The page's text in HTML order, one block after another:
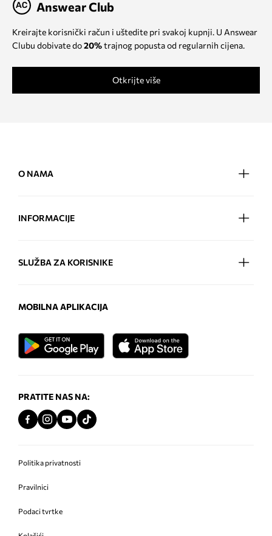
Answear Club
Kreirajte korisnički račun i uštedite pri svakoj kupnji. U Answear
Clubu dobivate do20%trajnog popusta od regularnih cijena.
Otkrijte više
O NAMA
INFORMACIJE
SLUŽBA ZA KORISNIKE
MOBILNA APLIKACIJA
PRATITE NAS NA:
Politika privatnosti
Pravilnici
Podaci tvrtke